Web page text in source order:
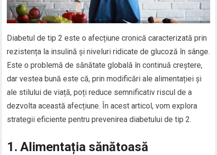
Diabetul de tip 2 este o afecțiune cronică caracterizată prin
rezistența la insulină și niveluri ridicate de glucoză în sânge.
Este o problemă de sănătate globală în continuă creștere,
dar vestea bună este că, prin modificări ale alimentației și
ale stilului de viață, poți reduce semnificativ riscul de a
dezvolta această afecțiune. În acest articol, vom explora
strategii eficiente pentru prevenirea diabetului de tip 2.
1. Alimentația sănătoasă